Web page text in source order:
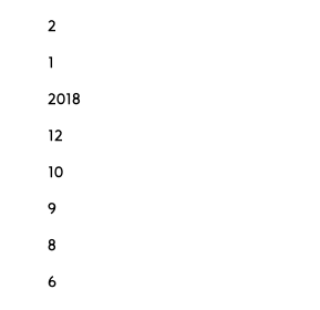
2
1
2018
12
10
9
8
6